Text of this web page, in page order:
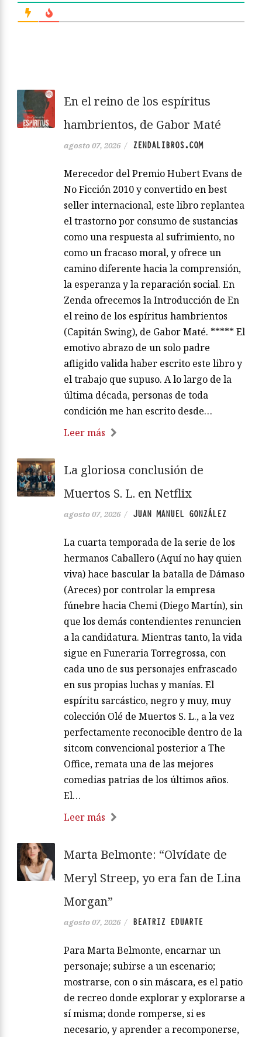
En el reino de los espíritus
hambrientos, de Gabor Maté
agosto 07, 2026 / ZENDALIBROS.COM
Merecedor del Premio Hubert Evans de
No Ficción 2010 y convertido en best
seller internacional, este libro replantea
el trastorno por consumo de sustancias
como una respuesta al sufrimiento, no
como un fracaso moral, y ofrece un
camino diferente hacia la comprensión,
la esperanza y la reparación social. En
Zenda ofrecemos la Introducción de En
el reino de los espíritus hambrientos
(Capitán Swing), de Gabor Maté. ***** El
emotivo abrazo de un solo padre
afligido valida haber escrito este libro y
el trabajo que supuso. A lo largo de la
última década, personas de toda
condición me han escrito desde…
Leer más
La gloriosa conclusión de
Muertos S. L. en Netflix
agosto 07, 2026 / JUAN MANUEL GONZÁLEZ
La cuarta temporada de la serie de los
hermanos Caballero (Aquí no hay quien
viva) hace bascular la batalla de Dámaso
(Areces) por controlar la empresa
fúnebre hacia Chemi (Diego Martín), sin
que los demás contendientes renuncien
a la candidatura. Mientras tanto, la vida
sigue en Funeraria Torregrossa, con
cada uno de sus personajes enfrascado
en sus propias luchas y manías. El
espíritu sarcástico, negro y muy, muy
colección Olé de Muertos S. L., a la vez
perfectamente reconocible dentro de la
sitcom convencional posterior a The
Office, remata una de las mejores
comedias patrias de los últimos años.
El…
Leer más
Marta Belmonte: “Olvídate de
Meryl Streep, yo era fan de Lina
Morgan”
agosto 07, 2026 / BEATRIZ EDUARTE
Para Marta Belmonte, encarnar un
personaje; subirse a un escenario;
mostrarse, con o sin máscara, es el patio
de recreo donde explorar y explorarse a
sí misma; donde romperse, si es
necesario, y aprender a recomponerse,